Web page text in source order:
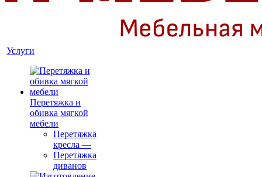
Услуги
Перетяжка и
обивка мягкой
мебели
Перетяжка
кресла —
Перетяжка
диванов